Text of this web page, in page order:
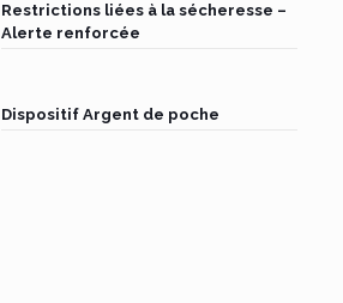
Restrictions liées à la sécheresse –
Alerte renforcée
Dispositif Argent de poche